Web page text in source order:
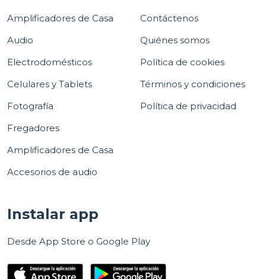
Amplificadores de Casa
Audio
Electrodomésticos
Celulares y Tablets
Fotografía
Fregadores
Amplificadores de Casa
Accesorios de audio
Contáctenos
Quiénes somos
Política de cookies
Términos y condiciones
Política de privacidad
Instalar app
Desde App Store o Google Play